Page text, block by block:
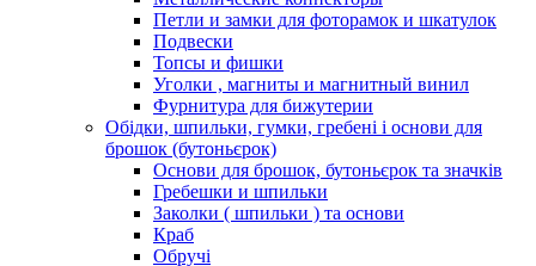
Петли и замки для фоторамок и шкатулок
Подвески
Топсы и фишки
Уголки , магниты и магнитный винил
Фурнитура для бижутерии
Обідки, шпильки, гумки, гребені і основи для
брошок (бутоньєрок)
Основи для брошок, бутоньєрок та значків
Гребешки и шпильки
Заколки ( шпильки ) та основи
Краб
Обручі